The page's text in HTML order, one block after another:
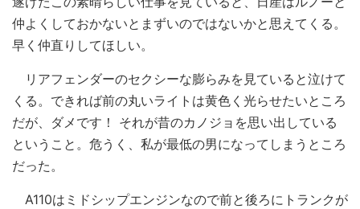
仲よくしておかないとまずいのではないかと思えてくる。
早く仲直りしてほしい。
リアフェンダーのセクシーな膨らみを見ていると泣けて
くる。できれば前の丸いライトは黄色く光らせたいところ
だが、ダメです！ それが昔のカノジョを思い出している
ということ。危うく、私が最低の男になってしまうところ
だった。
A110はミドシップエンジンなので前と後ろにトランクが